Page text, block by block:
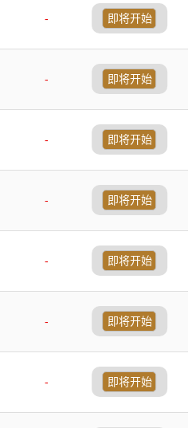
-
即将开始
-
即将开始
-
即将开始
-
即将开始
-
即将开始
-
即将开始
-
即将开始